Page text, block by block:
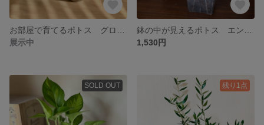
展示中
1,530円
SOLD OUT 残り1点